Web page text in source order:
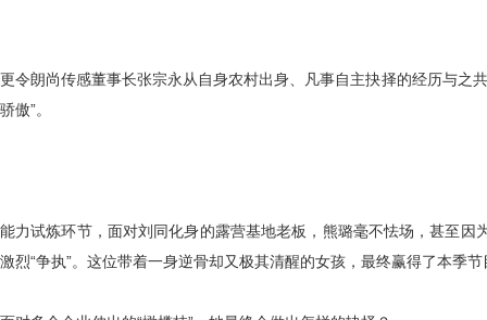
更令朗尚传感董事长张宗永 从自身农村出身、凡事自主抉择的经历与之
骄傲”。
能力试炼环节，面对刘同化身的露营基地老板，熊璐毫不怯场，甚至因
激烈“争执”。这位带着一身逆骨却又极其清醒的女孩，最终赢得了本季